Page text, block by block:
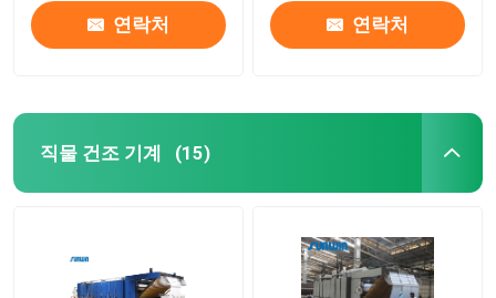
연락처 연락처
직물 건조 기계 (15)